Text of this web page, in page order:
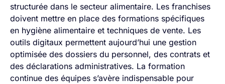
structurée dans le secteur alimentaire. Les franchises
doivent mettre en place des formations spécifiques
en hygiène alimentaire et techniques de vente. Les
outils digitaux permettent aujourd’hui une gestion
optimisée des dossiers du personnel, des contrats et
des déclarations administratives. La formation
continue des équipes s’avère indispensable pour